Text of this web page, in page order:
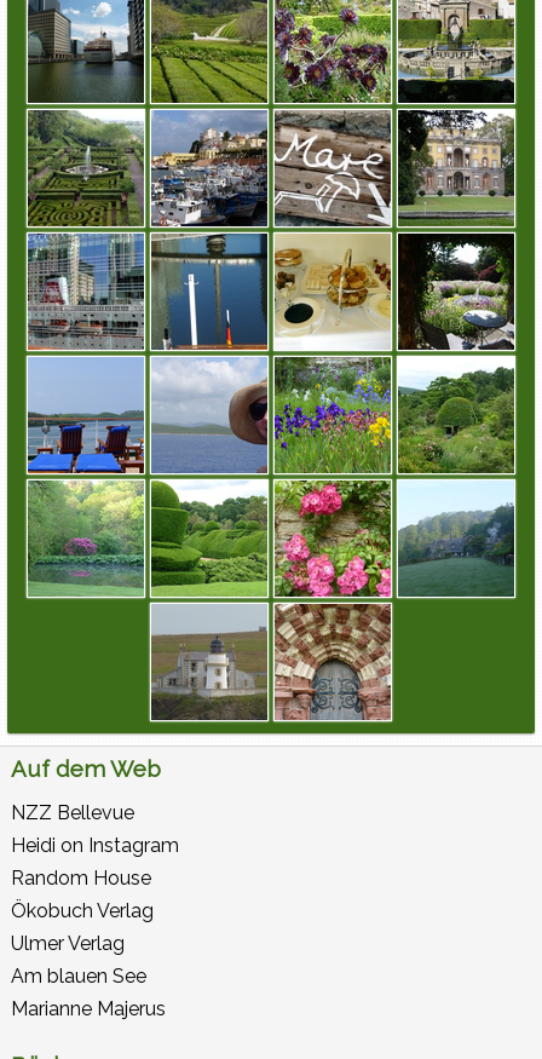
Auf dem Web
NZZ Bellevue
Heidi on Instagram
Random House
Ökobuch Verlag
Ulmer Verlag
Am blauen See
Marianne Majerus